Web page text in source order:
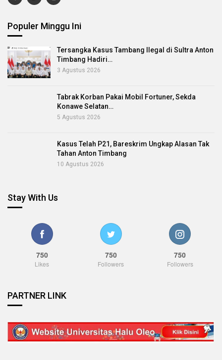
Populer Minggu Ini
Tersangka Kasus Tambang Ilegal di Sultra Anton
Timbang Hadiri…
3 Agustus 2026
Tabrak Korban Pakai Mobil Fortuner, Sekda
Konawe Selatan…
5 Agustus 2026
Kasus Telah P21, Bareskrim Ungkap Alasan Tak
Tahan Anton Timbang
10 Agustus 2026
Stay With Us
750
Likes
750
Followers
750
Followers
PARTNER LINK